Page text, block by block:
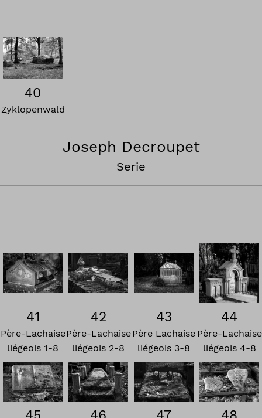
40
Zyklopenwald
Joseph Decroupet
Serie
41
Père-Lachaise
liégeois 1-8
42
Père-Lachaise
liégeois 2-8
43
Père Lachaise
liégeois 3-8
44
Père-Lachaise
liégeois 4-8